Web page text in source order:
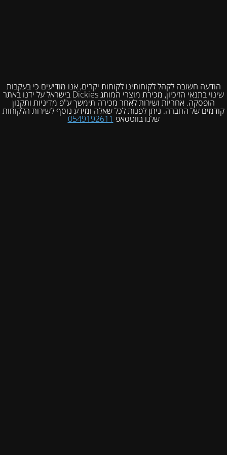
הודעה חשובה לקהל לקוחותינו לקוחות יקרים, אנו מודיעים כי בעקבות
שינוי בתנאי הזיכיון, מכירת מוצרי המותג Dickies בישראל על ידנו באתר
הופסקה. אחריות ושירות לאחר מכירה תימשך ע"פ מדיניות ותקנון
קודמים של החברה. ניתן לפנות לכל שאלה ומידע נוסף לשירות הלקוחות
שלנו בווטסאפ 0549192611